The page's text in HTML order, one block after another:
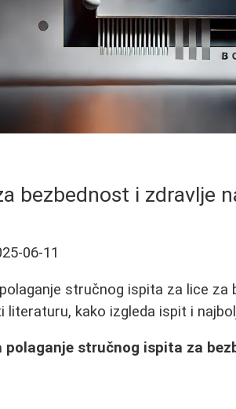
bezbednost i zdravlje
06-11
stručnog ispita za lice za
literaturu, kako izgleda ispit i
polaganje stručnog ispita za